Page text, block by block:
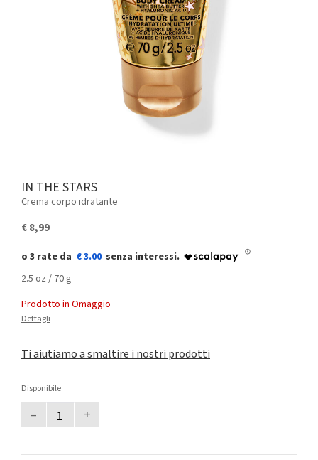
IN THE STARS
Crema corpo idratante
€ 8,99
€ 3.00
2.5 oz / 70 g
Prodotto in Omaggio
Dettagli
Ti aiutiamo a smaltire i nostri prodotti
Disponibile
– +